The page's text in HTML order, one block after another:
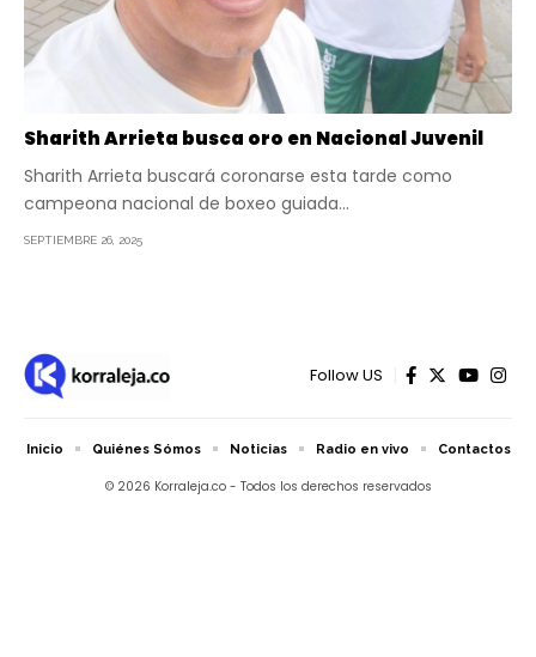
Sharith Arrieta busca oro en Nacional Juvenil
Sharith Arrieta buscará coronarse esta tarde como
campeona nacional de boxeo guiada…
SEPTIEMBRE 26, 2025
Follow US
© 2026 Korraleja.co - Todos los derechos reservados
Inicio Quiénes Sómos Noticias Radio en vivo Contactos